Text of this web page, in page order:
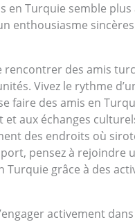
Turquie semble
enthousiasme
des amis
Vivez le rythme
faire des amis en
aux échanges
des endroits où
pensez à rejoindre
grâce à des
activement